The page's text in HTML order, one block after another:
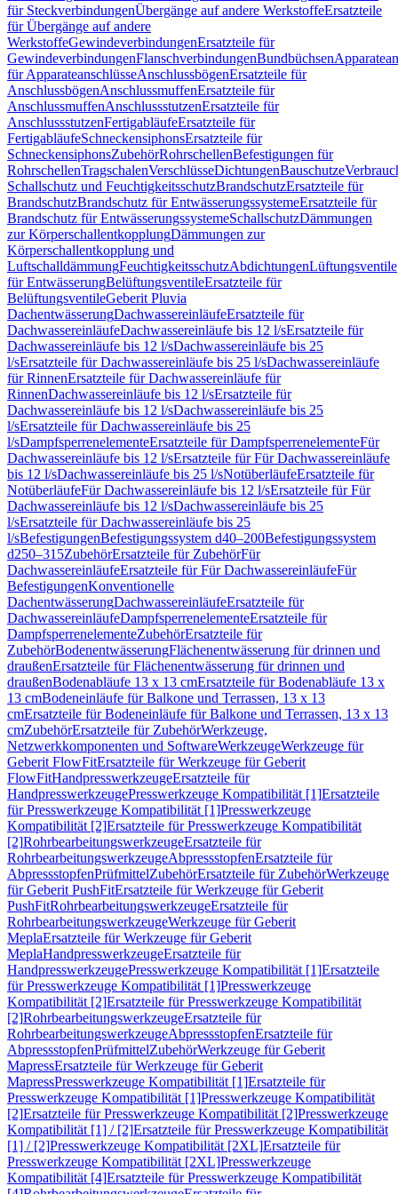
für SteckverbindungenÜbergänge auf andere WerkstoffeErsatzteile
für Übergänge auf andere
WerkstoffeGewindeverbindungenErsatzteile für
GewindeverbindungenFlanschverbindungenBundbüchsen
für ApparateanschlüsseAnschlussbögenErsatzteile für
AnschlussbögenAnschlussmuffenErsatzteile für
AnschlussmuffenAnschlussstutzenErsatzteile für
AnschlussstutzenFertigabläufeErsatzteile für
FertigabläufeSchneckensiphonsErsatzteile für
SchneckensiphonsZubehörRohrschellenBefestigungen für
RohrschellenTragschalenVerschlüsseDichtungenBauschutze
Schallschutz und FeuchtigkeitsschutzBrandschutzErsatzteile für
BrandschutzBrandschutz für EntwässerungssystemeErsatzteile für
Brandschutz für EntwässerungssystemeSchallschutzDämmungen
zur KörperschallentkopplungDämmungen zur
Körperschallentkopplung und
LuftschalldämmungFeuchtigkeitsschutzAbdichtungenLüftungsventile
für EntwässerungBelüftungsventileErsatzteile für
BelüftungsventileGeberit Pluvia
DachentwässerungDachwassereinläufeErsatzteile für
DachwassereinläufeDachwassereinläufe bis 12 l/sErsatzteile für
Dachwassereinläufe bis 12 l/sDachwassereinläufe bis 25
l/sErsatzteile für Dachwassereinläufe bis 25 l/sDachwassereinläufe
für RinnenErsatzteile für Dachwassereinläufe für
RinnenDachwassereinläufe bis 12 l/sErsatzteile für
Dachwassereinläufe bis 12 l/sDachwassereinläufe bis 25
l/sErsatzteile für Dachwassereinläufe bis 25
l/sDampfsperrenelementeErsatzteile für DampfsperrenelementeFür
Dachwassereinläufe bis 12 l/sErsatzteile für Für Dachwassereinläufe
bis 12 l/sDachwassereinläufe bis 25 l/sNotüberläufeErsatzteile für
NotüberläufeFür Dachwassereinläufe bis 12 l/sErsatzteile für Für
Dachwassereinläufe bis 12 l/sDachwassereinläufe bis 25
l/sErsatzteile für Dachwassereinläufe bis 25
l/sBefestigungenBefestigungssystem d40–200Befestigungssystem
d250–315ZubehörErsatzteile für ZubehörFür
DachwassereinläufeErsatzteile für Für DachwassereinläufeFür
BefestigungenKonventionelle
DachentwässerungDachwassereinläufeErsatzteile für
DachwassereinläufeDampfsperrenelementeErsatzteile für
DampfsperrenelementeZubehörErsatzteile für
ZubehörBodenentwässerungFlächenentwässerung für drinnen und
draußenErsatzteile für Flächenentwässerung für drinnen und
draußenBodenabläufe 13 x 13 cmErsatzteile für Bodenabläufe 13 x
13 cmBodeneinläufe für Balkone und Terrassen, 13 x 13
cmErsatzteile für Bodeneinläufe für Balkone und Terrassen, 13 x 13
cmZubehörErsatzteile für ZubehörWerkzeuge,
Netzwerkkomponenten und SoftwareWerkzeugeWerkzeuge für
Geberit FlowFitErsatzteile für Werkzeuge für Geberit
FlowFitHandpresswerkzeugeErsatzteile für
HandpresswerkzeugePresswerkzeuge Kompatibilität [1]Ersatzteile
für Presswerkzeuge Kompatibilität [1]Presswerkzeuge
Kompatibilität [2]Ersatzteile für Presswerkzeuge Kompatibilität
[2]RohrbearbeitungswerkzeugeErsatzteile für
RohrbearbeitungswerkzeugeAbpressstopfenErsatzteile für
AbpressstopfenPrüfmittelZubehörErsatzteile für ZubehörWerkzeuge
für Geberit PushFitErsatzteile für Werkzeuge für Geberit
PushFitRohrbearbeitungswerkzeugeErsatzteile für
RohrbearbeitungswerkzeugeWerkzeuge für Geberit
MeplaErsatzteile für Werkzeuge für Geberit
MeplaHandpresswerkzeugeErsatzteile für
HandpresswerkzeugePresswerkzeuge Kompatibilität [1]Ersatzteile
für Presswerkzeuge Kompatibilität [1]Presswerkzeuge
Kompatibilität [2]Ersatzteile für Presswerkzeuge Kompatibilität
[2]RohrbearbeitungswerkzeugeErsatzteile für
RohrbearbeitungswerkzeugeAbpressstopfenErsatzteile für
AbpressstopfenPrüfmittelZubehörWerkzeuge für Geberit
MapressErsatzteile für Werkzeuge für Geberit
MapressPresswerkzeuge Kompatibilität [1]Ersatzteile für
Presswerkzeuge Kompatibilität [1]Presswerkzeuge Kompatibilität
[2]Ersatzteile für Presswerkzeuge Kompatibilität [2]Presswerkzeuge
Kompatibilität [1] / [2]Ersatzteile für Presswerkzeuge Kompatibilität
[1] / [2]Presswerkzeuge Kompatibilität [2XL]Ersatzteile für
Presswerkzeuge Kompatibilität [2XL]Presswerkzeuge
Kompatibilität [4]Ersatzteile für Presswerkzeuge Kompatibilität